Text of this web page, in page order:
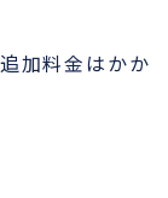
加料金はかか